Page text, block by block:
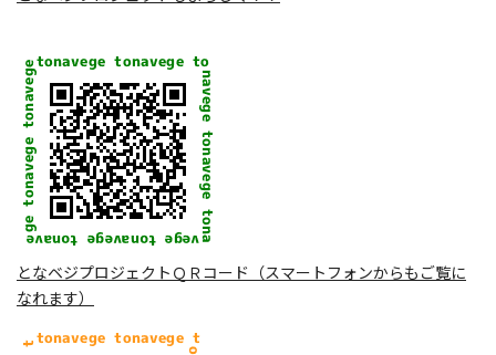
となベジプロジェクトＱＲコード（スマートフォンからもご覧に
なれます）